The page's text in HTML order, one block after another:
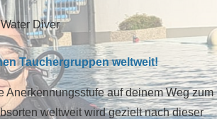
Tauchergruppen weltweit!
auf deinem Weg zum
weltweit wird gezielt nach dieser